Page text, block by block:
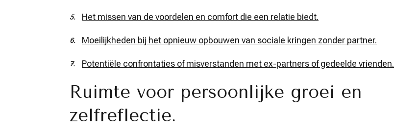
Het missen van de voordelen en comfort die een relatie biedt.
Moeilijkheden bij het opnieuw opbouwen van sociale kringen zonder partner.
Potentiële confrontaties of misverstanden met ex-partners of gedeelde vrienden.
Ruimte voor persoonlijke groei en
zelfreflectie.